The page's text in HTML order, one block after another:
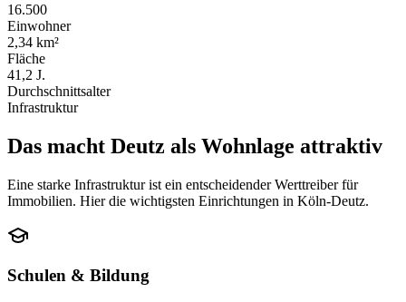
16.500
Einwohner
2,34 km²
Fläche
41,2 J.
Durchschnittsalter
Infrastruktur
Das macht Deutz als Wohnlage attraktiv
Eine starke Infrastruktur ist ein entscheidender Werttreiber für
Immobilien. Hier die wichtigsten Einrichtungen in Köln-Deutz.
Schulen & Bildung